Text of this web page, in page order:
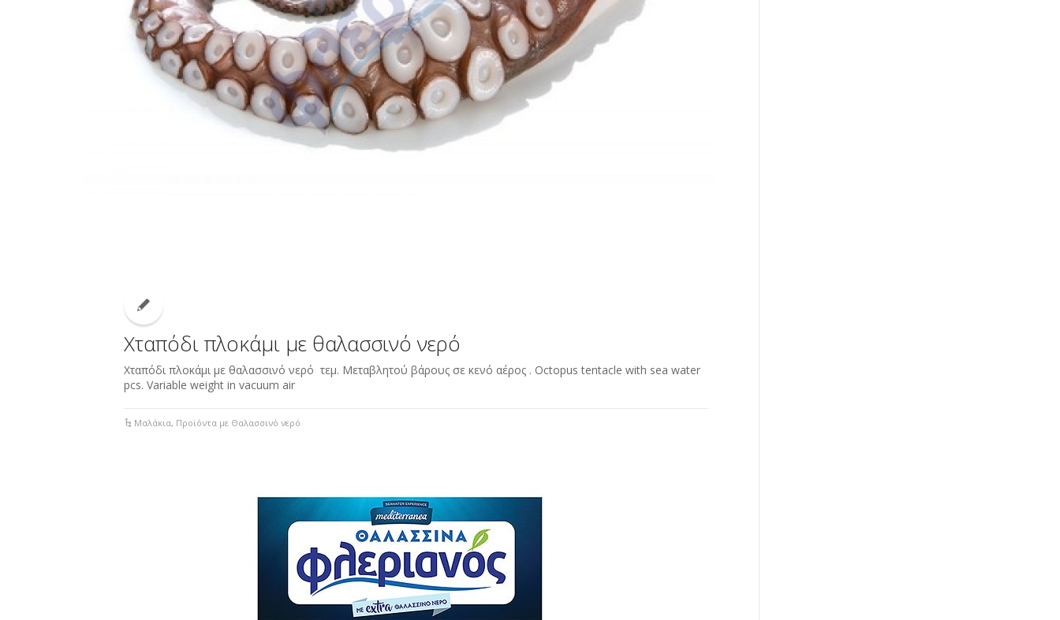
Χταπόδι πλοκάμι με θαλασσινό νερό
Χταπόδι πλοκάμι με θαλασσινό νερό τεμ. Μεταβλητού βάρους σε κενό αέρος . Octopus tentacle with sea water
pcs. Variable weight in vacuum air
Μαλάκια, Προϊόντα με Θαλασσινό νερό